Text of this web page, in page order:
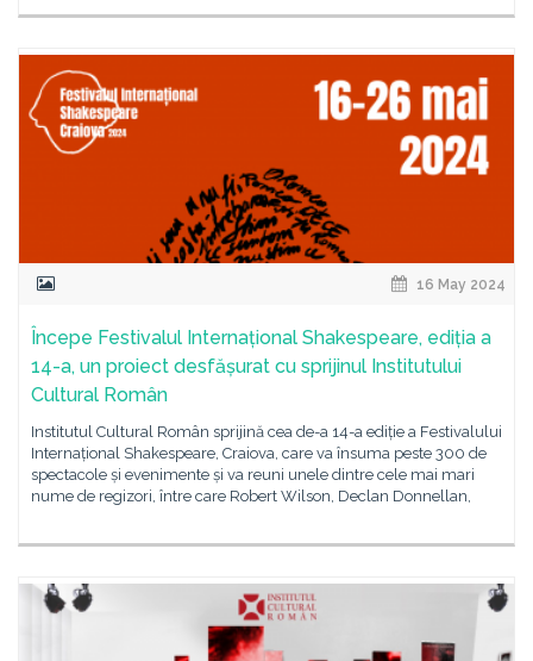
16 May 2024
Începe Festivalul Internațional Shakespeare, ediția a
14-a, un proiect desfășurat cu sprijinul Institutului
Cultural Român
Institutul Cultural Român sprijină cea de-a 14-a ediție a Festivalului
Internațional Shakespeare, Craiova, care va însuma peste 300 de
spectacole și evenimente și va reuni unele dintre cele mai mari
nume de regizori, între care Robert Wilson, Declan Donnellan,